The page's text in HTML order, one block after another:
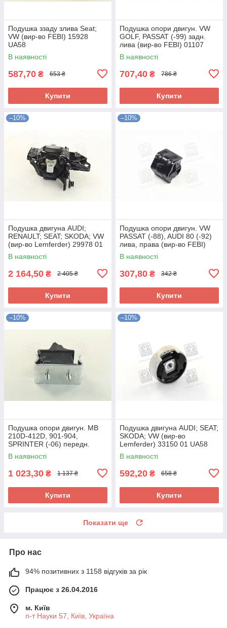
Подушка ззаду злива Seat;
VW (вир-во FEBI) 15928
UA58
В наявності
587,70 ₴ 653 ₴
Купити
Подушка опори двигун. VW
GOLF, PASSAT (-99) задн.
лива (вир-во FEBI) 01107
UA58
В наявності
707,40 ₴ 786 ₴
Купити
–10%
Подушка двигуна AUDI;
RENAULT; SEAT; SKODA; VW
(вир-во Lemferder) 29978 01
UA58
В наявності
2 164,50 ₴ 2 405 ₴
Купити
–10%
Подушка опори двигун. VW
PASSAT (-88), AUDI 80 (-92)
лива, права (вир-во FEBI)
02680 UA58
В наявності
307,80 ₴ 342 ₴
Купити
–10%
Подушка опори двигун. MB
210D-412D, 901-904,
SPRINTER (-06) передн.
(вир-во FEBI) 10677 UA58
В наявності
1 023,30 ₴ 1 137 ₴
Купити
–10%
Подушка двигуна AUDI; SEAT;
SKODA; VW (вир-во
Lemferder) 33150 01 UA58
В наявності
592,20 ₴ 658 ₴
Купити
Показати ще
Про нас
94% позитивних з 1158 відгуків за рік
Працює з 26.04.2016
м. Київ
п-т Науки 57, Київ, Україна